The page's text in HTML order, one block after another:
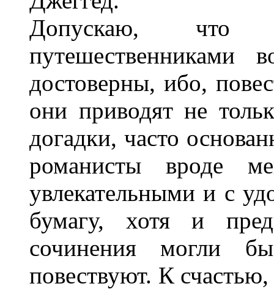
Допускаю, что
путешественниками
достоверны, ибо,
они приводят не
догадки, часто
романисты вроде
увлекательными и с
бумагу, хотя и
сочинения могли
повествуют. К